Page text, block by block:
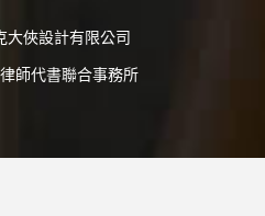
大俠設計有限公司
師代書聯合事務所